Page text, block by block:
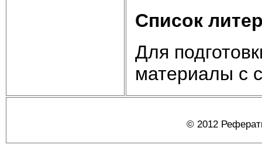
Список
Для
материалы с
© 2012